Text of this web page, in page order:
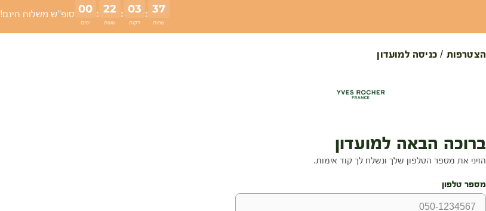
00
ימים
: 22
שעות
: 03
דקות
: 36
שניות
סופ"ש משלוח חינם!
הצטרפות / כניסה למועדון